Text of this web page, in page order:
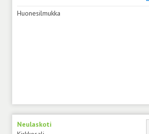
Huonesilmukka
Neulaskoti